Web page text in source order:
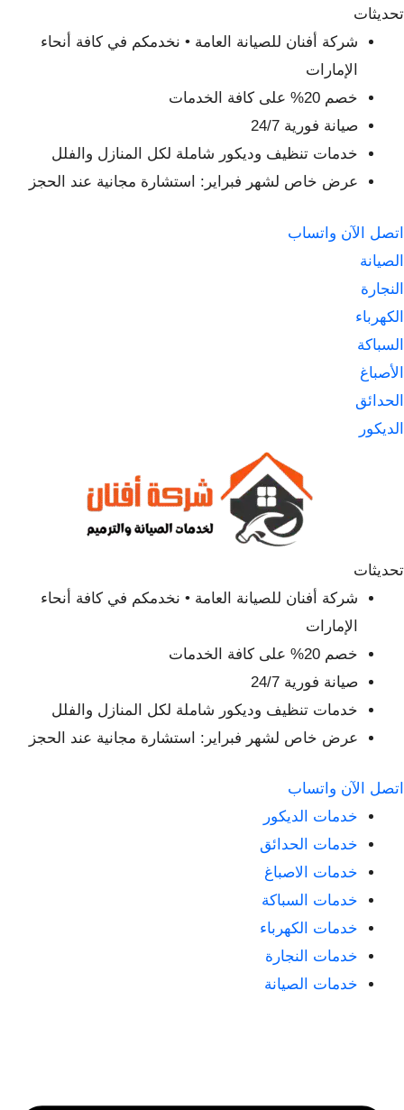
التجاوز
المحتوى
تحديثات
شركة أفنان للصيانة العامة • نخدمكم في كافة أنحاء
الإمارات
خصم 20% على كافة الخدمات
صيانة فورية 24/7
خدمات تنظيف وديكور شاملة لكل المنازل والفلل
عرض خاص لشهر فبراير: استشارة مجانية عند الحجز
اتصل الآن واتساب
الصيانة
النجارة
الكهرباء
السباكة
الأصباغ
الحدائق
الديكور
تحديثات
شركة أفنان للصيانة العامة • نخدمكم في كافة أنحاء
الإمارات
خصم 20% على كافة الخدمات
صيانة فورية 24/7
خدمات تنظيف وديكور شاملة لكل المنازل والفلل
عرض خاص لشهر فبراير: استشارة مجانية عند الحجز
اتصل الآن واتساب
خدمات الديكور
خدمات الحدائق
خدمات الاصباغ
خدمات السباكة
خدمات الكهرباء
خدمات النجارة
خدمات الصيانة